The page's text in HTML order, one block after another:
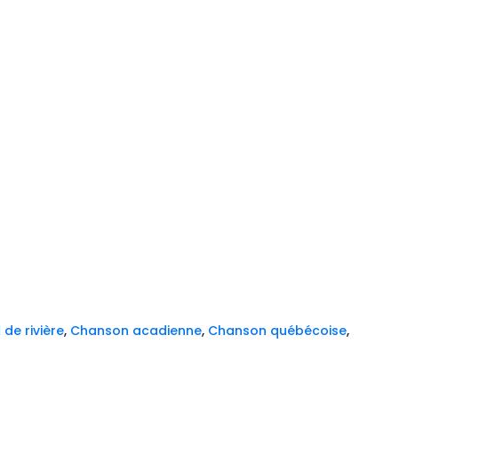
de rivière, Chanson acadienne, Chanson québécoise,